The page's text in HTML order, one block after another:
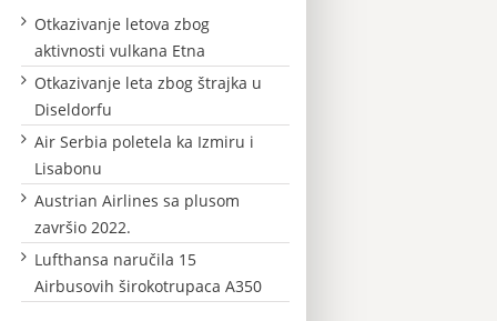
Otkazivanje letova zbog
aktivnosti vulkana Etna
Otkazivanje leta zbog štrajka u
Diseldorfu
Air Serbia poletela ka Izmiru i
Lisabonu
Austrian Airlines sa plusom
završio 2022.
Lufthansa naručila 15
Airbusovih širokotrupaca A350